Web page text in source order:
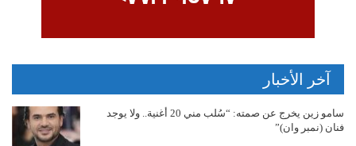
آخر الأخبار
سامو زين يخرج عن صمته: “سُلب مني 20 أغنية.. ولا يوجد
فنان (نمبر وان)”